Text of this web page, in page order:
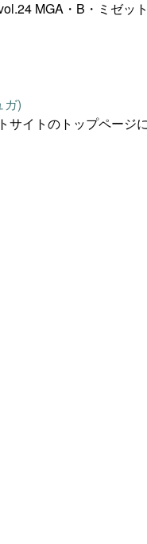
MGA・B・ミゼット
ガ)
サイトのトップページ